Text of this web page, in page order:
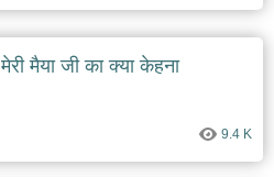
मेरी मैया जी का क्या केहना
9.4 K